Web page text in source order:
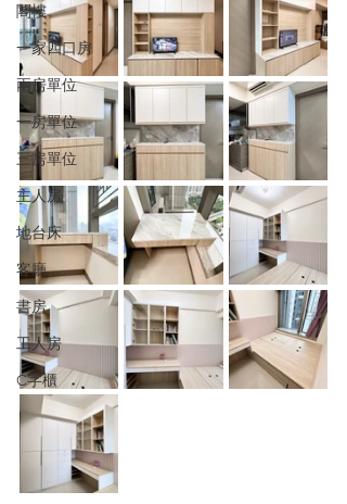
閣樓
一家四口房
兩房單位
一房單位
三房單位
主人房
地台床
客廳
書房
工人房
C字櫃